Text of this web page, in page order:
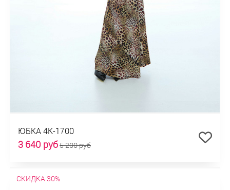
ЮБКА 4К-1700
3 640 руб5 200 руб
СКИДКА 30%